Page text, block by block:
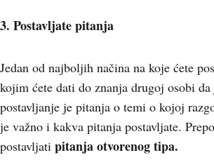
3. Postavljate pitanja
Jedan od najboljih načina na koje ćete
kojim ćete dati do znanja drugoj osobi da
postavljanje je pitanja o temi o kojoj
je važno i kakva pitanja postavljate.
postavljati pitanja otvorenog tipa.